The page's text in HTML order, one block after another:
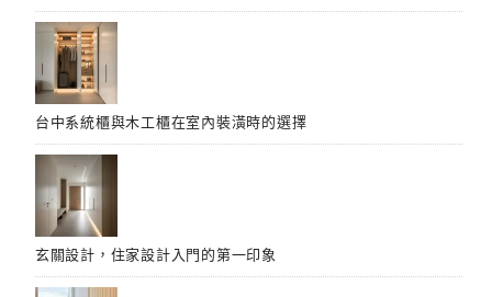
台中系統櫃與木工櫃在室內裝潢時的選擇
玄關設計，住家設計入門的第一印象